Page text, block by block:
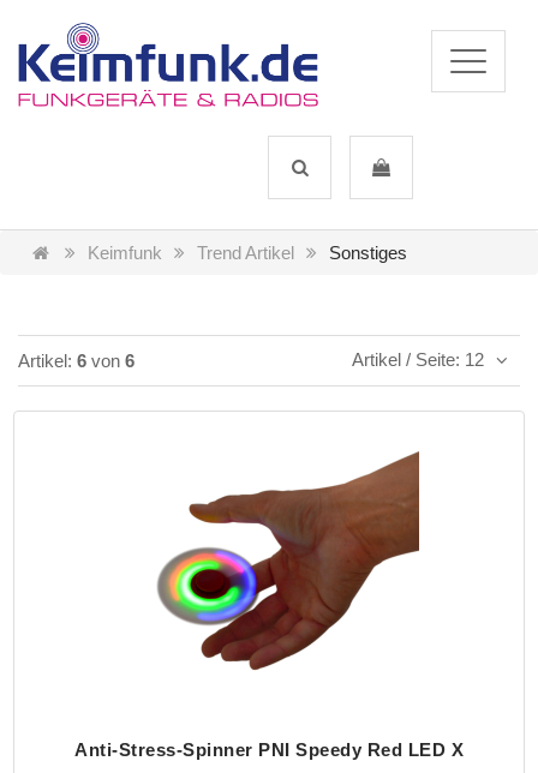
Keimfunk Trend Artikel Sonstiges
Artikel: 6 von 6 Artikel / Seite: 12
Anti-Stress-Spinner PNI Speedy Red LED X